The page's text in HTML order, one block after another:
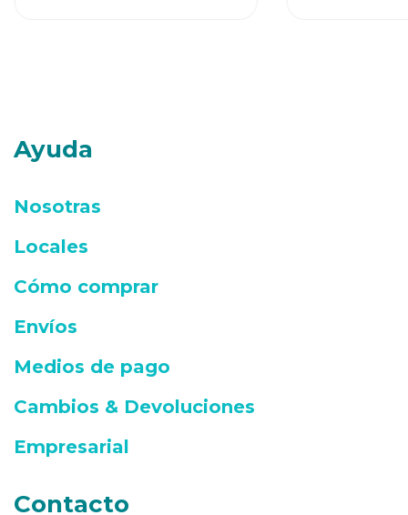
Ayuda
Nosotras
Locales
Cómo comprar
Envíos
Medios de pago
Cambios & Devoluciones
Empresarial
Contacto